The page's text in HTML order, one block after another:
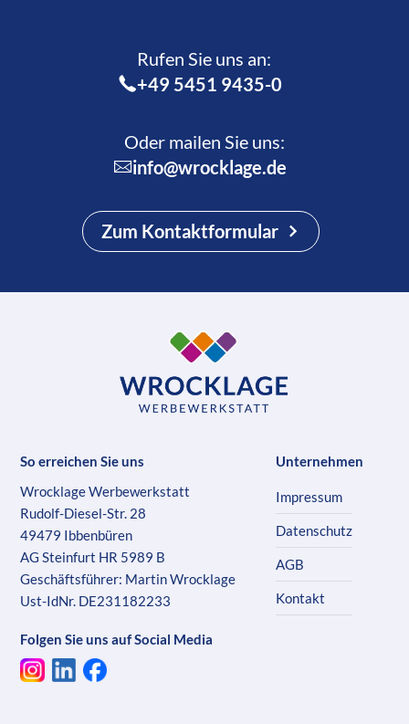
Rufen Sie uns an:­
+49 5451 9435-0
Oder mailen Sie uns:
info@wrocklage.de
Zum Kontaktformular
So erreichen Sie uns
Wrocklage Werbewerkstatt
Rudolf-Diesel-Str. 28
49479 Ibbenbüren
AG Steinfurt HR 5989 B
Geschäftsführer: Martin Wrocklage
Ust-IdNr. DE231182233
Folgen Sie uns auf Social Media
Unternehmen
Impressum
Datenschutz
AGB
Kontakt